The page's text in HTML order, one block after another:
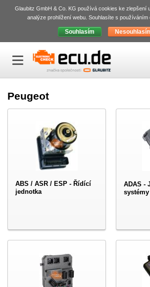
Glaubitz GmbH & Co. KG používá cookies ke zlepšení
analýze prohlížení webu. Souhlasíte s používáním
Peugeot
ABS / ASR / ESP - Řídící
jednotka
ADAS -
systémy